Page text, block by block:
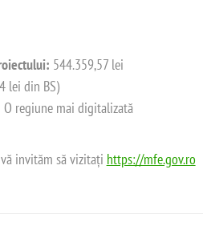
544.359,57 lei
lei din BS)
O regiune mai digitalizată
invităm să vizitați https://mfe.gov.ro